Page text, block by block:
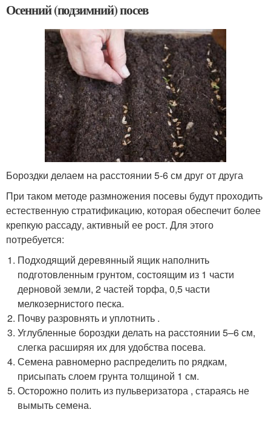
Осенний (подзимний) посев
Бороздки делаем на расстоянии 5-6 см друг от друга
При таком методе размножения посевы будут проходить
естественную стратификацию, которая обеспечит более
крепкую рассаду, активный ее рост. Для этого
потребуется:
Подходящий деревянный ящик наполнить
подготовленным грунтом, состоящим из 1 части
дерновой земли, 2 частей торфа, 0,5 части
мелкозернистого песка.
Почву разровнять и уплотнить .
Углубленные бороздки делать на расстоянии 5–6 см,
слегка расширяя их для удобства посева.
Семена равномерно распределить по рядкам,
присыпать слоем грунта толщиной 1 см.
Осторожно полить из пульверизатора , стараясь не
вымыть семена.